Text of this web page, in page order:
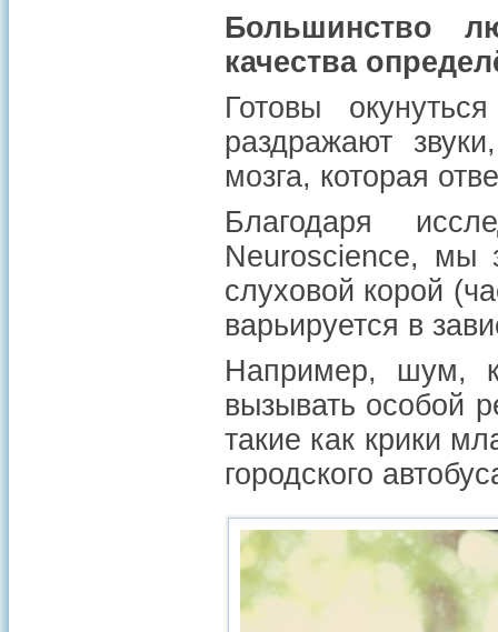
Большинство
качества
Готовы
раздражают
мозга, которая
Благодаря
Neuroscience, мы
слуховой корой
варьируется в
Например, шум,
вызывать особой
такие как крики
городского